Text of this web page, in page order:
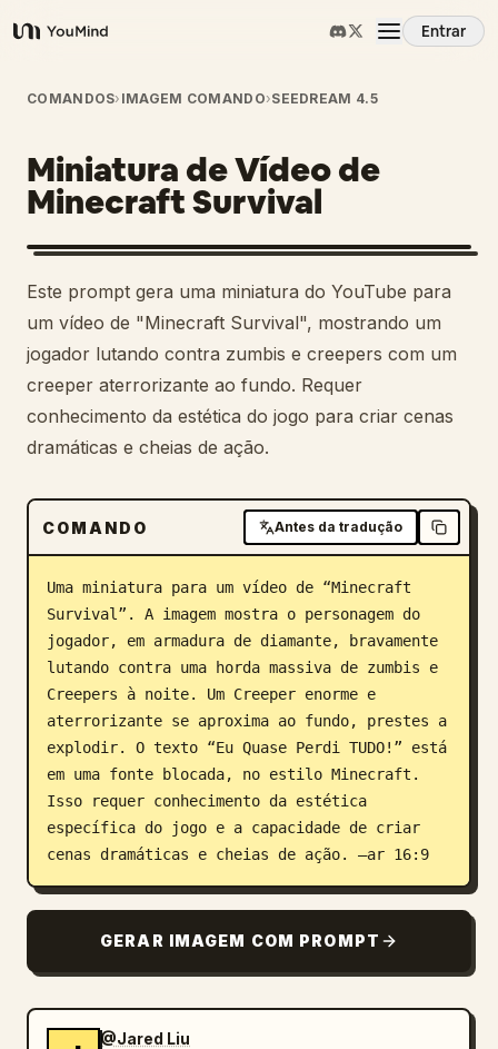
YouMind
Entrar
Visão Geral
Casos de Uso
Habilidades
Prompts
Preços
Baixar
Blog
Atualizações
COMANDOS› IMAGEM COMANDO›SEEDREAM 4.5
Miniatura de Vídeo de
Minecraft Survival
Este prompt gera uma miniatura do YouTube para
um vídeo de "Minecraft Survival", mostrando um
jogador lutando contra zumbis e creepers com um
creeper aterrorizante ao fundo. Requer
conhecimento da estética do jogo para criar cenas
dramáticas e cheias de ação.
COMANDO Antes da tradução
Uma miniatura para um vídeo de “Minecraft
Survival”. A imagem mostra o personagem do
jogador, em armadura de diamante, bravamente
lutando contra uma horda massiva de zumbis e
Creepers à noite. Um Creeper enorme e
aterrorizante se aproxima ao fundo, prestes a
explodir. O texto “Eu Quase Perdi TUDO!” está
em uma fonte blocada, no estilo Minecraft.
Isso requer conhecimento da estética
específica do jogo e a capacidade de criar
cenas dramáticas e cheias de ação. –ar 16:9
GERAR IMAGEM COM PROMPT
@Jared Liu